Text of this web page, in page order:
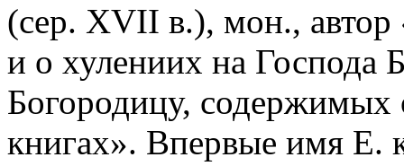
(сер. XVII в.), мон., автор
и о хулениих на Господа
Богородицу, содержимых
книгах». Впервые имя Е.